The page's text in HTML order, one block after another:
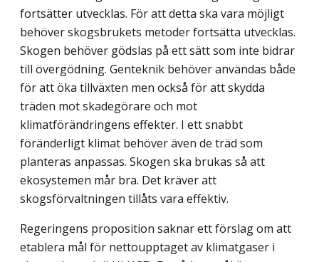
fortsätter utvecklas. För att detta ska vara möjligt
behöver skogsbrukets metoder fortsätta utvecklas.
Skogen behöver gödslas på ett sätt som inte bidrar
till övergödning. Genteknik behöver användas både
för att öka tillväxten men också för att skydda
träden mot skadegörare och mot
klimatförändringens effekter. I ett snabbt
föränderligt klimat behöver även de träd som
planteras anpassas. Skogen ska brukas så att
ekosystemen mår bra. Det kräver att
skogsförvaltningen tillåts vara effektiv.
Regeringens proposition saknar ett förslag om att
etablera mål för nettoupptaget av klimatgaser i